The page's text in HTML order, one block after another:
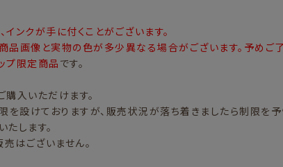
ンクが手に付くことがございます。
画像と実物の色が多少異なる場合がございます。予めご了
プ限定商品 です。
購入いただけます。
設けておりますが、販売状況が落ち着きましたら制限を
します。
はございません。